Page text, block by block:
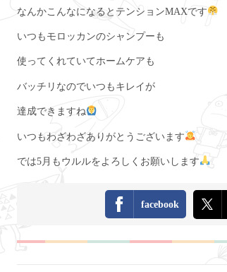
なんかこんなになるとテンションMAXです
いつもモロッカンのシャンプーも
使ってくれていてホームケアも
バッチリなのでいつもキレイが
達成できますね
いつもわざわざありがとうございます
では5月もウルルをよろしくお願いします
facebook